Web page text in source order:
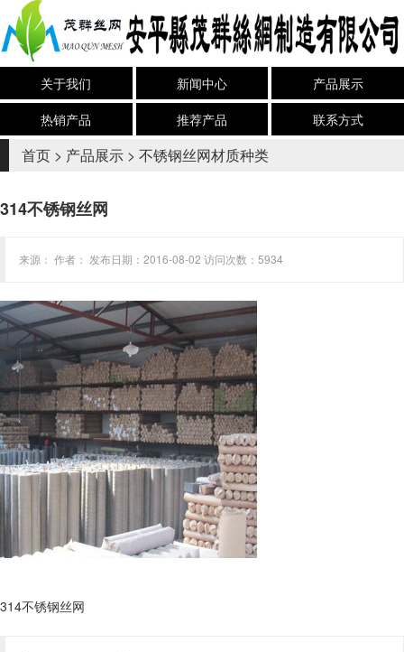
关于我们 新闻中心
产品展示
热销产品
推荐产品 联系方式
首页 > 产品展示 > 不锈钢丝网材质种类
314不锈钢丝网
来源： 作者： 发布日期：2016-08-02 访问次数：5934
314不锈钢丝网